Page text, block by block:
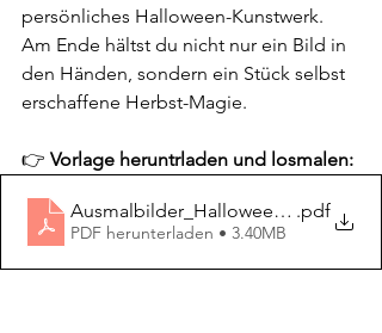
persönliches Halloween-Kunstwerk.
Am Ende hältst du nicht nur ein Bild in
den Händen, sondern ein Stück selbst
erschaffene Herbst-Magie.
👉 Vorlage heruntrladen und losmalen:
Ausmalbilder_Halloween_Fest
.pdf
PDF herunterladen • 3.40MB